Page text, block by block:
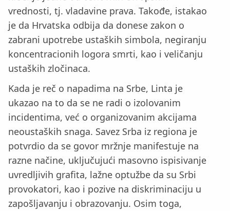
vrednosti, tj. vladavine prava. Takođe, istakao
je da Hrvatska odbija da donese zakon o
zabrani upotrebe ustaških simbola, negiranju
koncentracionih logora smrti, kao i veličanju
ustaških zločinaca.
Kada je reč o napadima na Srbe, Linta je
ukazao na to da se ne radi o izolovanim
incidentima, već o organizovanim akcijama
neoustaških snaga. Savez Srba iz regiona je
potvrdio da se govor mržnje manifestuje na
razne načine, uključujući masovno ispisivanje
uvredljivih grafita, lažne optužbe da su Srbi
provokatori, kao i pozive na diskriminaciju u
zapošljavanju i obrazovanju. Osim toga,